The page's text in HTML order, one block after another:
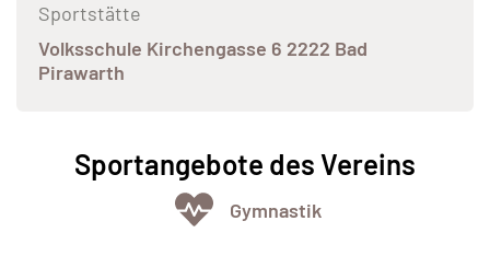
Sportstätte
Volksschule Kirchengasse 6 2222 Bad
Pirawarth
Sportangebote des Vereins
Gymnastik